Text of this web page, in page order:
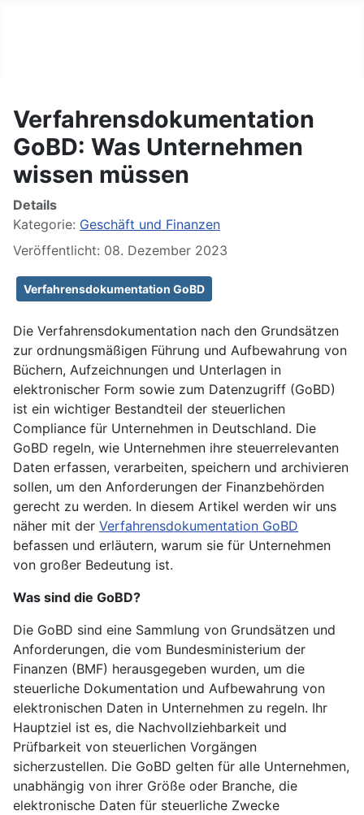
Verfahrensdokumentation
GoBD: Was Unternehmen
wissen müssen
Details
Kategorie: Geschäft und Finanzen
Veröffentlicht: 08. Dezember 2023
Verfahrensdokumentation GoBD
Die Verfahrensdokumentation nach den Grundsätzen
zur ordnungsmäßigen Führung und Aufbewahrung von
Büchern, Aufzeichnungen und Unterlagen in
elektronischer Form sowie zum Datenzugriff (GoBD)
ist ein wichtiger Bestandteil der steuerlichen
Compliance für Unternehmen in Deutschland. Die
GoBD regeln, wie Unternehmen ihre steuerrelevanten
Daten erfassen, verarbeiten, speichern und archivieren
sollen, um den Anforderungen der Finanzbehörden
gerecht zu werden. In diesem Artikel werden wir uns
näher mit der Verfahrensdokumentation GoBD
befassen und erläutern, warum sie für Unternehmen
von großer Bedeutung ist.
Was sind die GoBD?
Die GoBD sind eine Sammlung von Grundsätzen und
Anforderungen, die vom Bundesministerium der
Finanzen (BMF) herausgegeben wurden, um die
steuerliche Dokumentation und Aufbewahrung von
elektronischen Daten in Unternehmen zu regeln. Ihr
Hauptziel ist es, die Nachvollziehbarkeit und
Prüfbarkeit von steuerlichen Vorgängen
sicherzustellen. Die GoBD gelten für alle Unternehmen,
unabhängig von ihrer Größe oder Branche, die
elektronische Daten für steuerliche Zwecke